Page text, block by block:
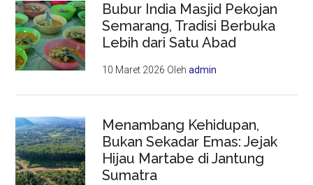
Bubur India Masjid Pekojan
Semarang, Tradisi Berbuka
Lebih dari Satu Abad
10 Maret 2026 Olehadmin
Menambang Kehidupan,
Bukan Sekadar Emas: Jejak
Hijau Martabe di Jantung
Sumatra